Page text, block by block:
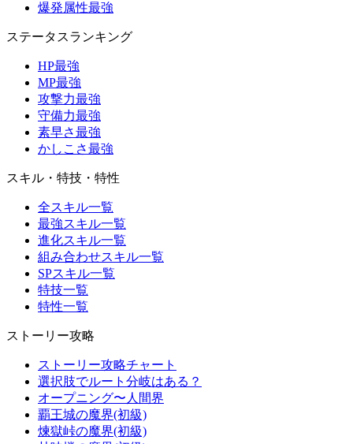
爆発属性最強
ステータスランキング
HP最強
MP最強
攻撃力最強
守備力最強
素早さ最強
かしこさ最強
スキル・特技・特性
全スキル一覧
最強スキル一覧
進化スキル一覧
組み合わせスキル一覧
SPスキル一覧
特技一覧
特性一覧
ストーリー攻略
ストーリー攻略チャート
選択肢でルート分岐はある？
オープニング〜人間界
覇王城の魔界(初級)
煉獄峠の魔界(初級)